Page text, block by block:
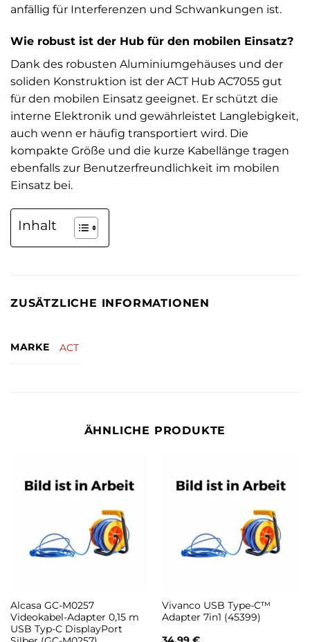
anfällig für Interferenzen und Schwankungen ist.
Wie robust ist der Hub für den mobilen Einsatz?
Dank des robusten Aluminiumgehäuses und der
soliden Konstruktion ist der ACT Hub AC7055 gut
für den mobilen Einsatz geeignet. Er schützt die
interne Elektronik und gewährleistet Langlebigkeit,
auch wenn er häufig transportiert wird. Die
kompakte Größe und die kurze Kabellänge tragen
ebenfalls zur Benutzerfreundlichkeit im mobilen
Einsatz bei.
Inhalt
ZUSÄTZLICHE INFORMATIONEN
MARKE ACT
ÄHNLICHE PRODUKTE
Alcasa GC-M0257
Videokabel-Adapter 0,15 m
USB Typ-C DisplayPort
Vivanco USB Type-C™
Adapter 7in1 (45399)